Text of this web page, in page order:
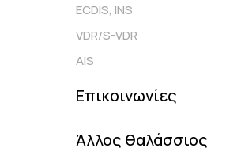
ECDIS, INS
VDR/S-VDR
AIS
Επικοινωνίες
Radiotelephone
Άλλος θαλάσσιος